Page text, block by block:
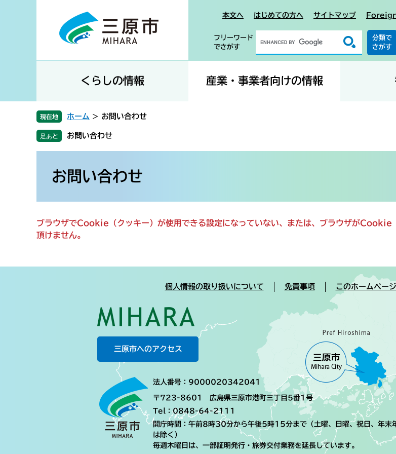
。
て
本文へ はじめての方へ サイトマップ
フリーワード
でさがす
分類で
さがす
くらしの情報 産業・事業者向けの情報
現在地 ホーム > お問い合わせ
お問い合わせ
お問い合わせ
ブラウザでCookie（クッキー）が使用できる設定になっていない、または、ブラウザがCookie
頂けません。
個人情報の取り扱いについて 免責事項 このホームペー
三原市へのアクセス
法人番号：9000020342041
〒723-8601 広島県三原市港町三丁目5番1号
Tel：0848-64-2111
開庁時間：午前8時30分から午後5時15分まで（土曜、日曜、祝日、年末
は除く）
毎週木曜日は、一部証明発行・旅券交付業務を延長しています。